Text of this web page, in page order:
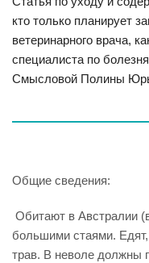
кто только планирует
ветеринарного врача,
специалиста по
Смысловой Полины
Общие сведения:
Обитают в Австралии
большими стаями.
трав. В неволе должны